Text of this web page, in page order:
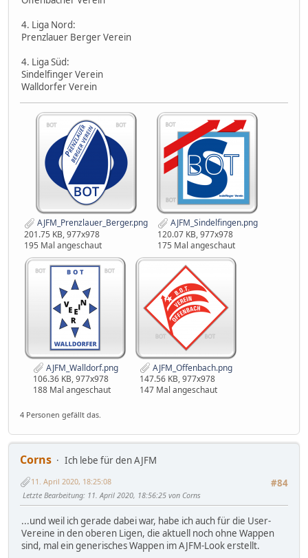
4. Liga Nord:
Prenzlauer Berger Verein
4. Liga Süd:
Sindelfinger Verein
Walldorfer Verein
AJFM_Prenzlauer_Berger.png
201.75 KB, 977x978
195 Mal angeschaut
AJFM_Sindelfingen.png
120.07 KB, 977x978
175 Mal angeschaut
AJFM_Walldorf.png
106.36 KB, 977x978
188 Mal angeschaut
AJFM_Offenbach.png
147.56 KB, 977x978
147 Mal angeschaut
4 Personen gefällt das.
Corns
Ich lebe für den AJFM
#84
11. April 2020, 18:25:08
Letzte Bearbeitung: 11. April 2020, 18:56:25 von Corns
...und weil ich gerade dabei war, habe ich auch für die User-
Vereine in den oberen Ligen, die aktuell noch ohne Wappen
sind, mal ein generisches Wappen im AJFM-Look erstellt.